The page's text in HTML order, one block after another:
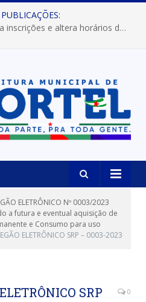
Prefeitura de Portel prorroga inscrições e altera horários dos concursos “Musa” e “Miss Mix Verão 2026”
ELETRÔNICO Nº 0003/2023
a futura e eventual aquisição de
e Consumo para uso
ELETRÔNICO SRP – 0003-2023
SRP
0